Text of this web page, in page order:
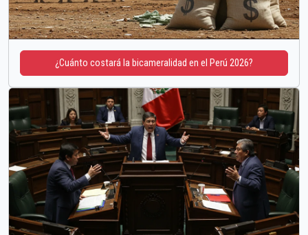
¿Cuánto costará la bicameralidad en el Perú 2026?